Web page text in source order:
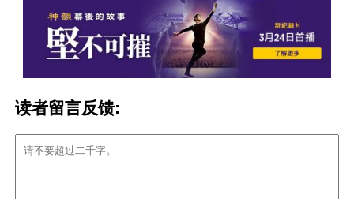
读者留言反馈: